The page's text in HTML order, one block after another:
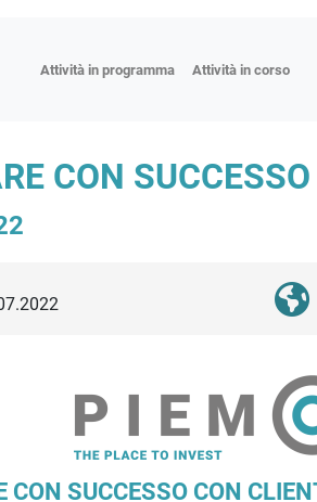
Attività in programma Attività in corso
Fiere
Workshop
Focus settoriali
CON
CON SUCCESSO CON